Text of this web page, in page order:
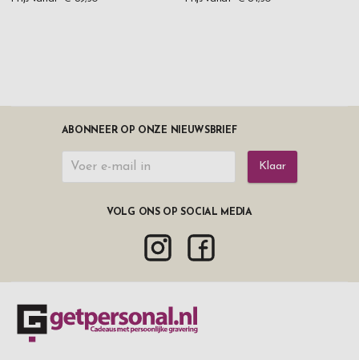
ABONNEER OP ONZE NIEUWSBRIEF
Klaar
VOLG ONS OP SOCIAL MEDIA